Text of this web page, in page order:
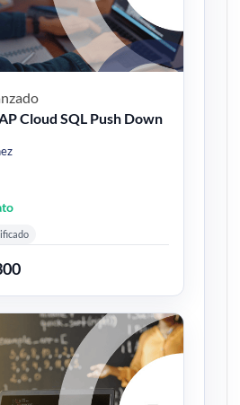
Cloud SQL Push Down